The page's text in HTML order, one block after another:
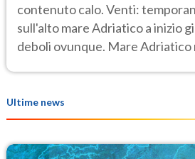
contenuto calo. Venti:
sull'alto mare Adriatico a inizio
deboli ovunque. Mare Adriatico
Ultime news